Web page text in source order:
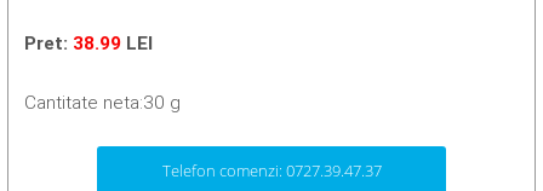
Pret: 38.99 LEI
Cantitate neta:30 g
Telefon comenzi: 0727.39.47.37